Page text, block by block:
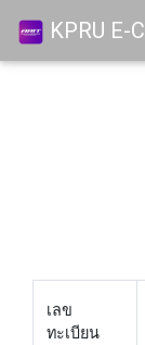
KPRU E-
เลข
ทะเบียน